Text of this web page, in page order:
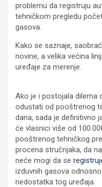
problemu da registruju
tehničkom pregledu
gasova.
Kako se saznaje,
novine, a velika većina
uređaje za merenje.
Ako je i postojala dilema
odustati od pooštrenog
dana, sada je definitivno
će vlasnici više od
pooštrenog tehničkog
procena stručnjaka, da
neće mogi da se
izduvnih gasova
nedostatka tog uređaja.